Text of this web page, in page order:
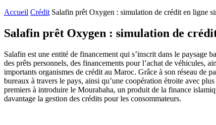
Accueil Crédit Salafin prêt Oxygen : simulation de crédit en ligne
Salafin prêt Oxygen : simulation de
Salafin est une entité de financement qui s’inscrit dans le
des prêts personnels, des financements pour l’achat de véhicules,
importants organismes de crédit au Maroc. Grâce à son réseau de
bureaux à travers le pays, ainsi qu’une coopération étroite avec
premiers à introduire le Mourabaha, un produit de la finance
davantage la gestion des crédits pour les consommateurs.